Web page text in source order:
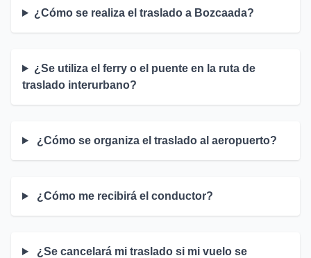
¿Cómo se realiza el traslado a Bozcaada?
¿Se utiliza el ferry o el puente en la ruta de
traslado interurbano?
¿Cómo se organiza el traslado al aeropuerto?
¿Cómo me recibirá el conductor?
¿Se cancelará mi traslado si mi vuelo se